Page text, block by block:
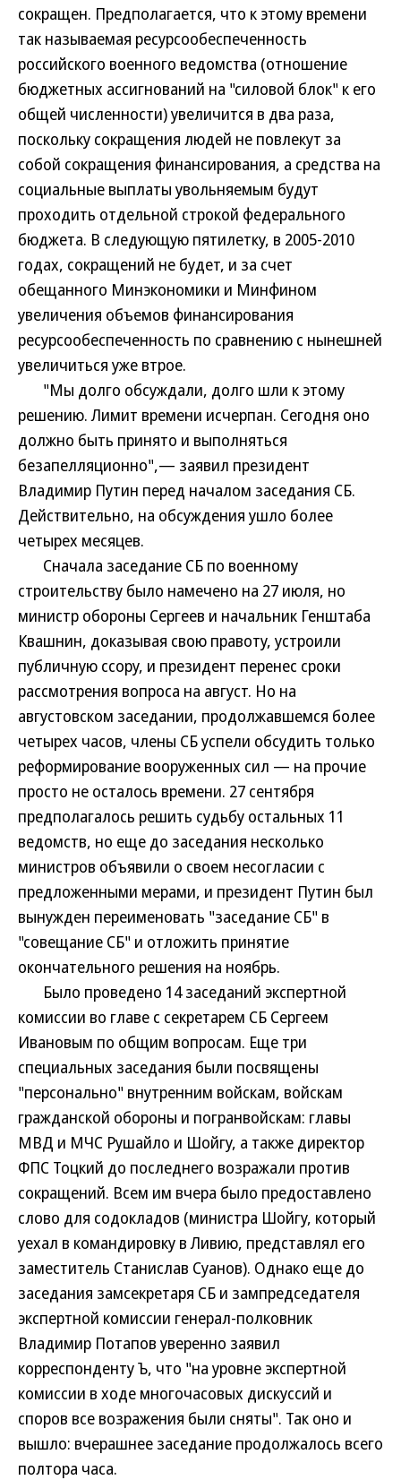
сокращен. Предполагается, что к этому времени
так называемая ресурсообеспеченность
российского военного ведомства (отношение
бюджетных ассигнований на "силовой блок" к его
общей численности) увеличится в два раза,
поскольку сокращения людей не повлекут за
собой сокращения финансирования, а средства на
социальные выплаты увольняемым будут
проходить отдельной строкой федерального
бюджета. В следующую пятилетку, в 2005-2010
годах, сокращений не будет, и за счет
обещанного Минэкономики и Минфином
увеличения объемов финансирования
ресурсообеспеченность по сравнению с нынешней
увеличиться уже втрое.
"Мы долго обсуждали, долго шли к этому
решению. Лимит времени исчерпан. Сегодня оно
должно быть принято и выполняться
безапелляционно",— заявил президент
Владимир Путин перед началом заседания СБ.
Действительно, на обсуждения ушло более
четырех месяцев.
Сначала заседание СБ по военному
строительству было намечено на 27 июля, но
министр обороны Сергеев и начальник Генштаба
Квашнин, доказывая свою правоту, устроили
публичную ссору, и президент перенес сроки
рассмотрения вопроса на август. Но на
августовском заседании, продолжавшемся более
четырех часов, члены СБ успели обсудить только
реформирование вооруженных сил — на прочие
просто не осталось времени. 27 сентября
предполагалось решить судьбу остальных 11
ведомств, но еще до заседания несколько
министров объявили о своем несогласии с
предложенными мерами, и президент Путин был
вынужден переименовать "заседание СБ" в
"совещание СБ" и отложить принятие
окончательного решения на ноябрь.
Было проведено 14 заседаний экспертной
комиссии во главе с секретарем СБ Сергеем
Ивановым по общим вопросам. Еще три
специальных заседания были посвящены
"персонально" внутренним войскам, войскам
гражданской обороны и погранвойскам: главы
МВД и МЧС Рушайло и Шойгу, а также директор
ФПС Тоцкий до последнего возражали против
сокращений. Всем им вчера было предоставлено
слово для содокладов (министра Шойгу, который
уехал в командировку в Ливию, представлял его
заместитель Станислав Суанов). Однако еще до
заседания замсекретаря СБ и зампредседателя
экспертной комиссии генерал-полковник
Владимир Потапов уверенно заявил
корреспонденту Ъ, что "на уровне экспертной
комиссии в ходе многочасовых дискуссий и
споров все возражения были сняты". Так оно и
вышло: вчерашнее заседание продолжалось всего
полтора часа.